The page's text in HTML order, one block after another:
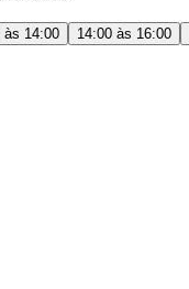
às 14:00 14:00 às 16:00